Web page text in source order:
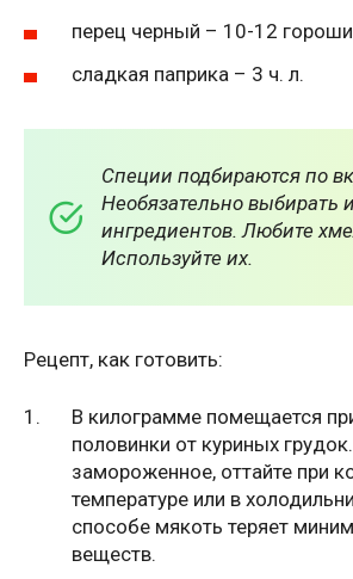
перец черный – 10-12
сладкая паприка – 3 ч. л.
Специи подбираются по
Необязательно выбирать
ингредиентов. Любите
Используйте их.
Рецепт, как готовить:
В килограмме помещается
половинки от куриных
замороженное, оттайте при
температуре или в
способе мякоть теряет
веществ.